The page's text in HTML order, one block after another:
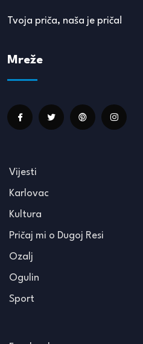
Tvoja priča, naša je priča!
Mreže
Vijesti
Karlovac
Kultura
Pričaj mi o Dugoj Resi
Ozalj
Ogulin
Sport